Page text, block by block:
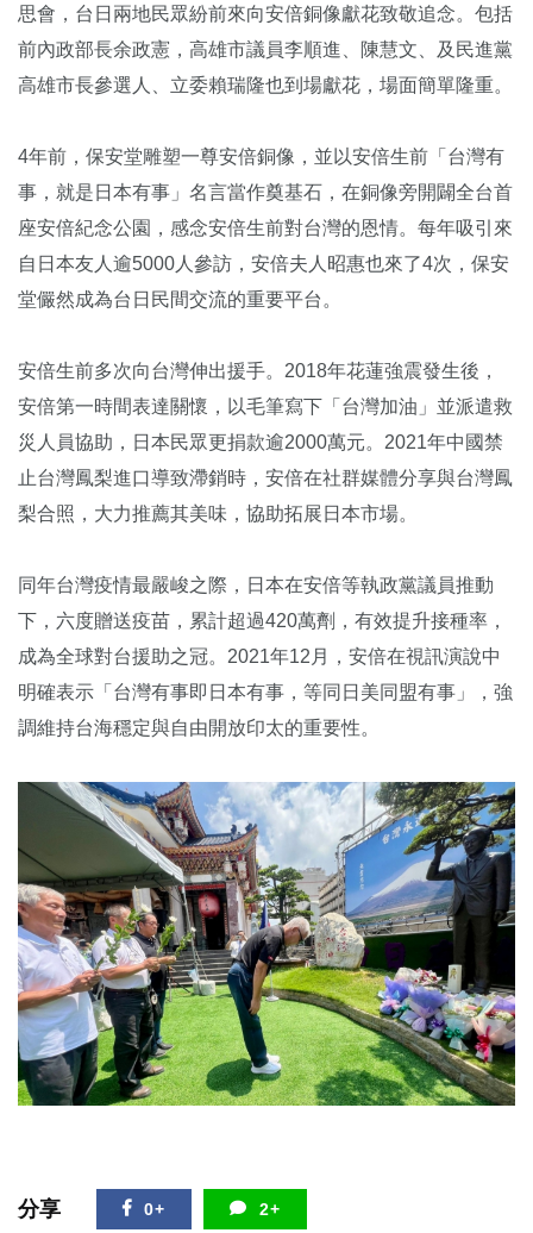
思會，台日兩地民眾紛前來向安倍銅像獻花致敬追念。包括
前內政部長余政憲，高雄市議員李順進、陳慧文、及民進黨
高雄市長參選人、立委賴瑞隆也到場獻花，場面簡單隆重。
4年前，保安堂雕塑一尊安倍銅像，並以安倍生前「台灣有
事，就是日本有事」名言當作奠基石，在銅像旁開闢全台首
座安倍紀念公園，感念安倍生前對台灣的恩情。每年吸引來
自日本友人逾5000人參訪，安倍夫人昭惠也來了4次，保安
堂儼然成為台日民間交流的重要平台。
安倍生前多次向台灣伸出援手。2018年花蓮強震發生後，
安倍第一時間表達關懷，以毛筆寫下「台灣加油」並派遣救
災人員協助，日本民眾更捐款逾2000萬元。2021年中國禁
止台灣鳳梨進口導致滯銷時，安倍在社群媒體分享與台灣鳳
梨合照，大力推薦其美味，協助拓展日本市場。
同年台灣疫情最嚴峻之際，日本在安倍等執政黨議員推動
下，六度贈送疫苗，累計超過420萬劑，有效提升接種率，
成為全球對台援助之冠。2021年12月，安倍在視訊演說中
明確表示「台灣有事即日本有事，等同日美同盟有事」，強
調維持台海穩定與自由開放印太的重要性。
分享 0+ 2+